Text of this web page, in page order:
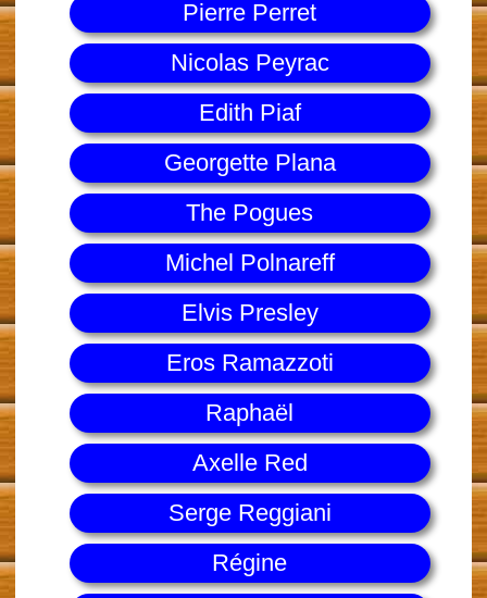
Pierre Perret
Nicolas Peyrac
Edith Piaf
Georgette Plana
The Pogues
Michel Polnareff
Elvis Presley
Eros Ramazzoti
Raphaël
Axelle Red
Serge Reggiani
Régine